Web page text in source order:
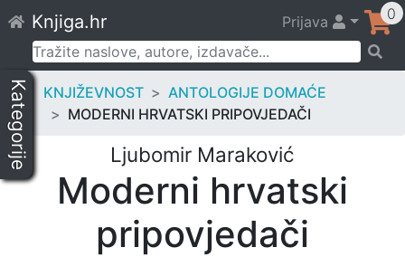
to
content
Knjiga.hr Prijava 0
Pretraži:
Kategorije KNJIŽEVNOST
ANTOLOGIJE DOMAĆE
MODERNI HRVATSKI PRIPOVJEDAČI
Ljubomir Maraković
Moderni hrvatski
pripovjedači